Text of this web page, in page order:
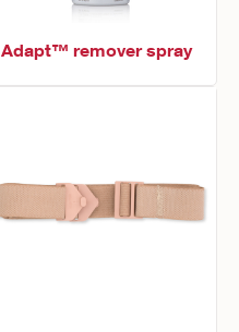
Adapt™ remover spray